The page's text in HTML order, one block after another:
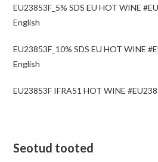
EU23853F_5% SDS EU HOT WINE
English
EU23853F_10% SDS EU HOT WINE
English
EU23853F IFRA51 HOT WINE
Seotud tooted